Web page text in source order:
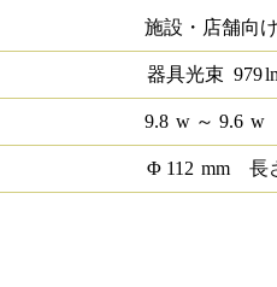
施設・店舗向
器具光束 979
9.8 w～ 9.6 w
Φ 112 mm 長